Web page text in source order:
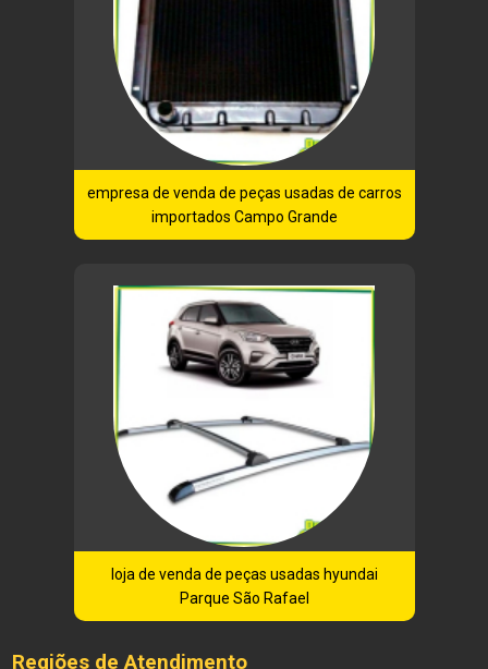
empresa de venda de peças usadas de carros
importados Campo Grande
loja de venda de peças usadas hyundai
Parque São Rafael
Regiões de Atendimento